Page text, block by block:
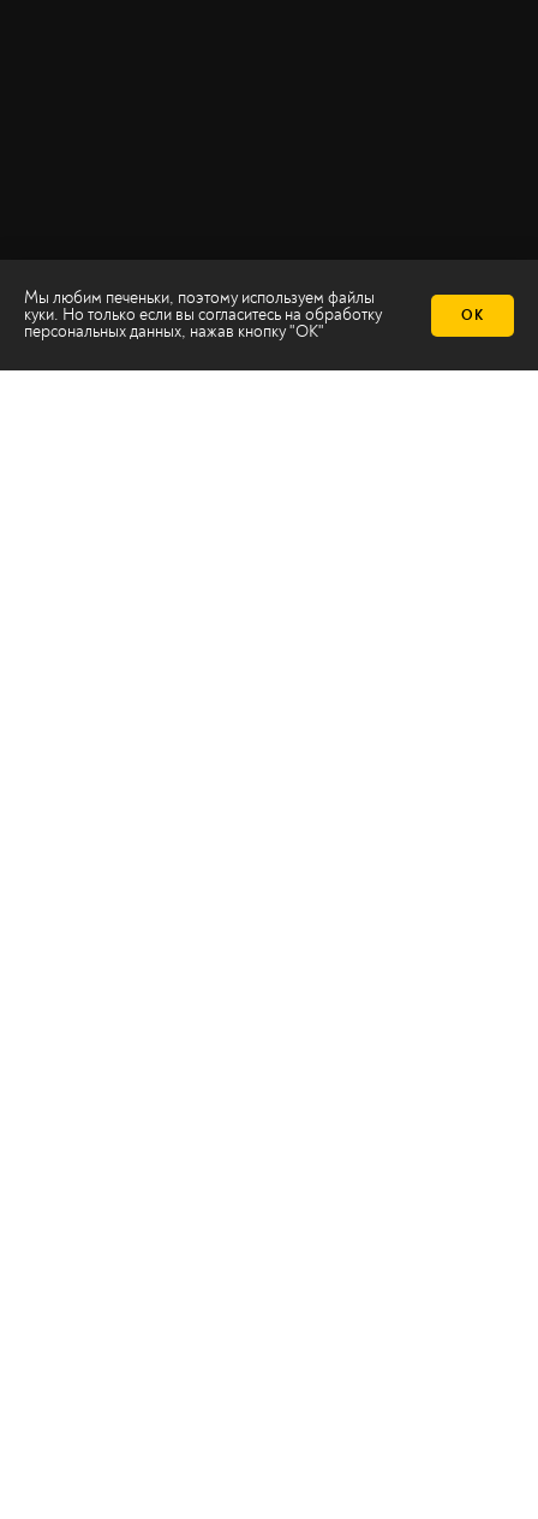
Мы любим печеньки, поэтому используем файлы
куки. Но только если вы согласитесь на обработку
персональных данных, нажав кнопку "ОК"
ОК